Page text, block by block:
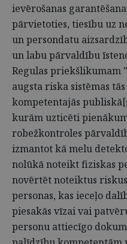
ievērošanas
pārvietoties, tiesību uz
un persondatu
un labu pārvaldību
Regulas
augsta riska sistēmas
kompetentajās
kurām uzticēti
robežkontroles
izmantot kā melu
nolūkā noteikt fiziskas
novērtēt noteiktus
personas, kas ieceļo
piesakās vīzai vai
personu attiecīgo